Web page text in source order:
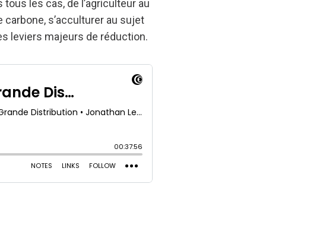
les cas, de l’agriculteur au
s’acculturer au sujet
leviers majeurs de réduction.